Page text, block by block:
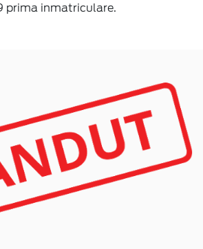
prima inmatriculare.